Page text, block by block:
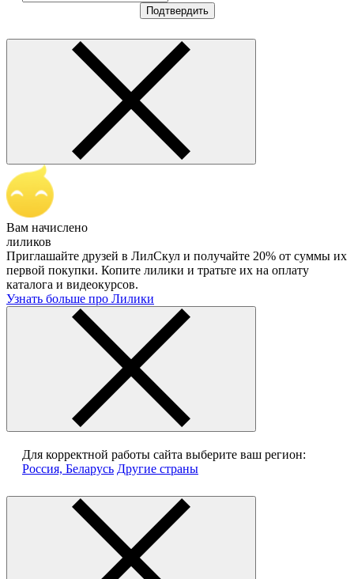
Подтвердить
Вам начислено
лиликов
Приглашайте друзей в ЛилСкул и получайте 20% от суммы их
первой покупки. Копите лилики и тратьте их на оплату
каталога и видеокурсов.
Узнать больше про Лилики
Для корректной работы сайта выберите ваш регион:
Россия, Беларусь Другие страны